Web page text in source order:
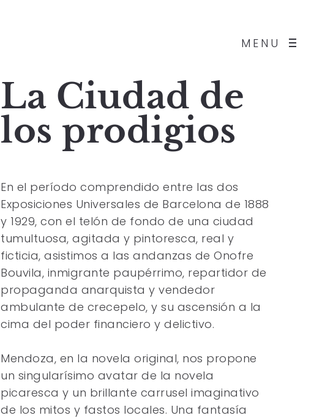
MENU
La Ciudad de
los prodigios
En el período comprendido entre las dos
Exposiciones Universales de Barcelona de 1888
y 1929, con el telón de fondo de una ciudad
tumultuosa, agitada y pintoresca, real y
ficticia, asistimos a las andanzas de Onofre
Bouvila, inmigrante paupérrimo, repartidor de
propaganda anarquista y vendedor
ambulante de crecepelo, y su ascensión a la
cima del poder financiero y delictivo.
Mendoza, en la novela original, nos propone
un singularísimo avatar de la novela
picaresca y un brillante carrusel imaginativo
de los mitos y fastos locales. Una fantasía